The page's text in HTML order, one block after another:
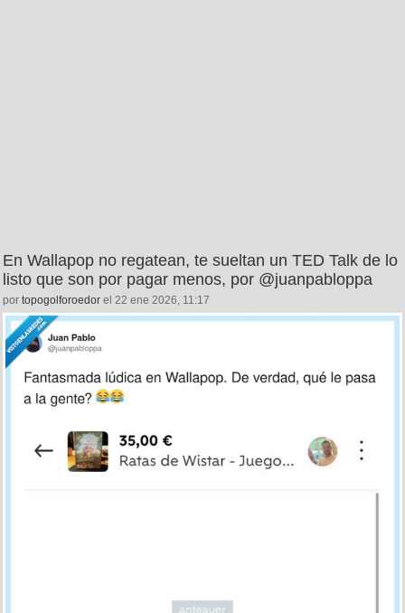
En Wallapop no regatean, te sueltan un TED Talk de lo
listo que son por pagar menos, por @juanpabloppa
por topogolforoedor el 22 ene 2026, 11:17